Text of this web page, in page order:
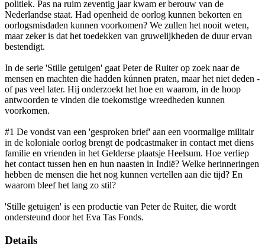
politiek. Pas na ruim zeventig jaar kwam er berouw van de
Nederlandse staat. Had openheid de oorlog kunnen bekorten en
oorlogsmisdaden kunnen voorkomen? We zullen het nooit weten,
maar zeker is dat het toedekken van gruwelijkheden de duur ervan
bestendigt.
In de serie 'Stille getuigen' gaat Peter de Ruiter op zoek naar de
mensen en machten die hadden kúnnen praten, maar het niet deden -
of pas veel later. Hij onderzoekt het hoe en waarom, in de hoop
antwoorden te vinden die toekomstige wreedheden kunnen
voorkomen.
#1 De vondst van een 'gesproken brief' aan een voormalige militair
in de koloniale oorlog brengt de podcastmaker in contact met diens
familie en vrienden in het Gelderse plaatsje Heelsum. Hoe verliep
het contact tussen hen en hun naasten in Indië? Welke herinneringen
hebben de mensen die het nog kunnen vertellen aan die tijd? En
waarom bleef het lang zo stil?
'Stille getuigen' is een productie van Peter de Ruiter, die wordt
ondersteund door het Eva Tas Fonds.
Details